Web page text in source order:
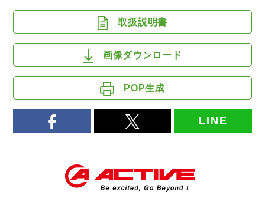
取扱説明書
画像ダウンロード
POP生成
LINE